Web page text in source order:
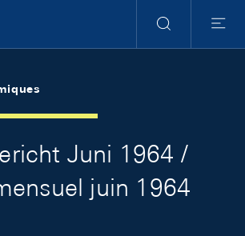
RechercheMenu
Juni 1964 /
juin 1964